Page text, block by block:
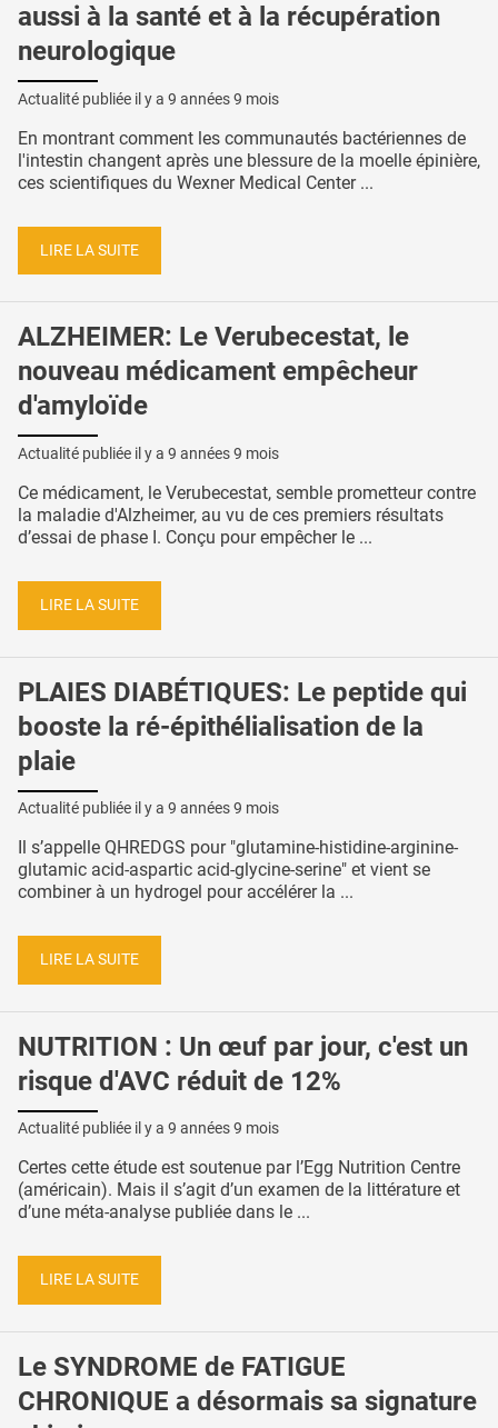
aussi à la santé et à la récupération
neurologique
Actualité publiée il y a 9 années 9 mois
En montrant comment les communautés bactériennes de
l'intestin changent après une blessure de la moelle épinière,
ces scientifiques du Wexner Medical Center ...
LIRE LA SUITE
ALZHEIMER: Le Verubecestat, le
nouveau médicament empêcheur
d'amyloïde
Actualité publiée il y a 9 années 9 mois
Ce médicament, le Verubecestat, semble prometteur contre
la maladie d'Alzheimer, au vu de ces premiers résultats
d’essai de phase I. Conçu pour empêcher le ...
LIRE LA SUITE
PLAIES DIABÉTIQUES: Le peptide qui
booste la ré-épithélialisation de la
plaie
Actualité publiée il y a 9 années 9 mois
Il s’appelle QHREDGS pour "glutamine-histidine-arginine-
glutamic acid-aspartic acid-glycine-serine" et vient se
combiner à un hydrogel pour accélérer la ...
LIRE LA SUITE
NUTRITION : Un œuf par jour, c'est un
risque d'AVC réduit de 12%
Actualité publiée il y a 9 années 9 mois
Certes cette étude est soutenue par l’Egg Nutrition Centre
(américain). Mais il s’agit d’un examen de la littérature et
d’une méta-analyse publiée dans le ...
LIRE LA SUITE
Le SYNDROME de FATIGUE
CHRONIQUE a désormais sa signature